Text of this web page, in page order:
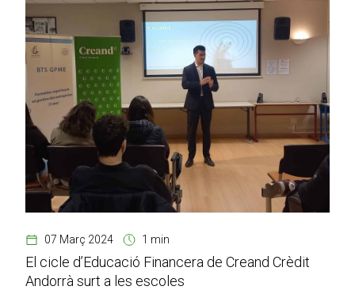
07 Març 2024 1 min
El cicle d’Educació Financera de Creand Crèdit
Andorrà surt a les escoles